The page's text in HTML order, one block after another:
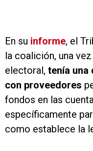
En su informe, el
la coalición, una
electoral, tenía una
con proveedores
fondos en las
específicamente
como establece la